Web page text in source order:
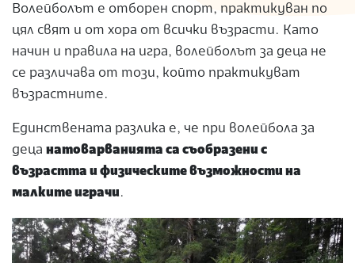
Волейболът е отборен спорт, практикуван по
цял свят и от хора от всички възрасти. Като
начин и правила на игра, волейболът за деца не
се различава от този, който практикуват
възрастните.
Единствената разлика е, че при волейбола за
деца натоварванията са съобразени с
възрастта и физическите възможности на
малките играчи.